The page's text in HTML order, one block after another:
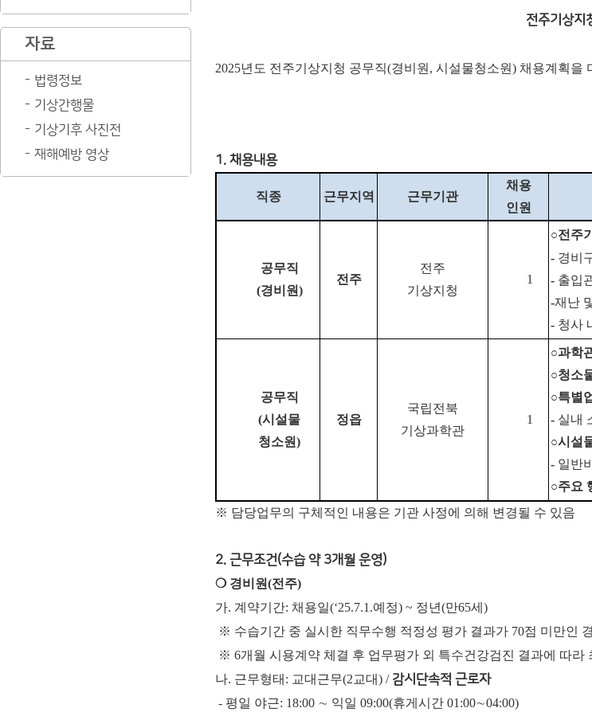
자료
법령정보
기상간행물
기상기후 사진전
재해예방 영상
전주기상지
2025년도 전주기상지청 공무직(경비원, 시설물청소원) 채용계획을
1. 채용내용
직종 근무지역 근무기관
채용
인원
공무직
(경비원)
전주
전주
기상지청
1
○전주
- 경비
- 출입
-재난
- 청사
공무직
(시설물
청소원)
정읍
국립전북
기상과학관
1
○과학
○청소
○특별
- 실내
○시설
- 일반
○주요
※ 담당업무의 구체적인 내용은 기관 사정에 의해 변경될 수 있음
2. 근무조건(수습 약 3개월 운영)
❍ 경비원(전주)
가. 계약기간: 채용일(‘25.7.1.예정) ~ 정년(만65세)
※ 수습기간 중 실시한 직무수행 적정성 평가 결과가 70점 미만인
※ 6개월 시용계약 체결 후 업무평가 외 특수건강검진 결과에 따라
나. 근무형태: 교대근무(2교대) / 감시단속적 근로자
- 평일 야근: 18:00 ∼ 익일 09:00(휴게시간 01:00∼04:00)